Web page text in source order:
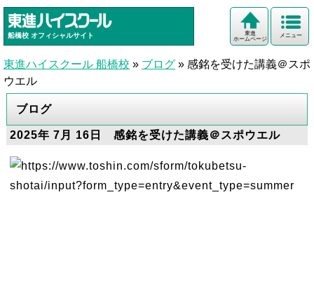
船橋校 オフィシャルサイト メニュー
東進
ホームページ
東進ハイスクール 船橋校 » ブログ » 感銘を受けた講義＠スポ
ウエル
ブログ
2025年 7月 16日 感銘を受けた講義＠スポウエル